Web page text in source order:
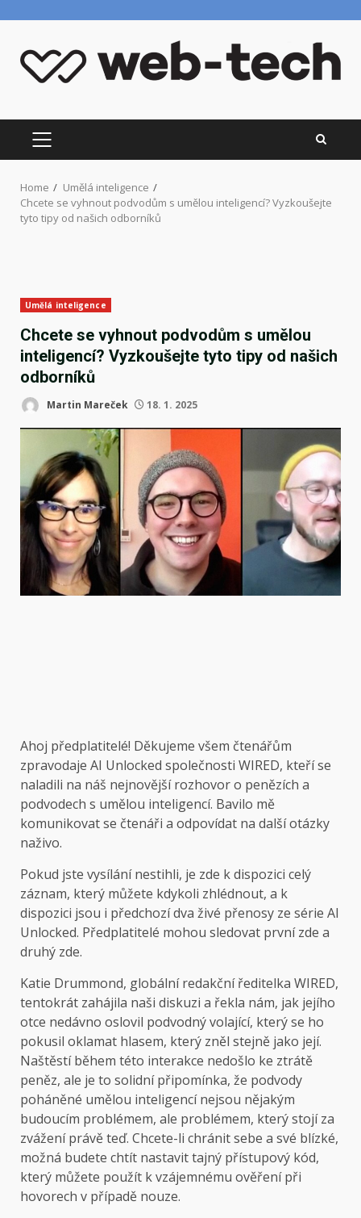
content
PRIMARY
MENU
Home
Umělá inteligence
Chcete se vyhnout podvodům s umělou inteligencí? Vyzkoušejte
tyto tipy od našich odborníků
Umělá inteligence
Chcete se vyhnout podvodům s umělou
inteligencí? Vyzkoušejte tyto tipy od našich
odborníků
Martin Mareček 18. 1. 2025
Ahoj předplatitelé! Děkujeme všem čtenářům
zpravodaje AI Unlocked společnosti WIRED, kteří se
naladili na náš nejnovější rozhovor o penězích a
podvodech s umělou inteligencí. Bavilo mě
komunikovat se čtenáři a odpovídat na další otázky
naživo.
Pokud jste vysílání nestihli, je zde k dispozici celý
záznam, který můžete kdykoli zhlédnout, a k
dispozici jsou i předchozí dva živé přenosy ze série AI
Unlocked. Předplatitelé mohou sledovat první zde a
druhý zde.
Katie Drummond, globální redakční ředitelka WIRED,
tentokrát zahájila naši diskuzi a řekla nám, jak jejího
otce nedávno oslovil podvodný volající, který se ho
pokusil oklamat hlasem, který zněl stejně jako její.
Naštěstí během této interakce nedošlo ke ztrátě
peněz, ale je to solidní připomínka, že podvody
poháněné umělou inteligencí nejsou nějakým
budoucím problémem, ale problémem, který stojí za
zvážení právě teď. Chcete-li chránit sebe a své blízké,
možná budete chtít nastavit tajný přístupový kód,
který můžete použít k vzájemnému ověření při
hovorech v případě nouze.